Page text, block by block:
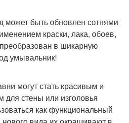
быть обновлен сотнями
краски, лака, обоев,
в шикарную
умывальник!
могут стать красивым и
стены или изголовья
как функциональный